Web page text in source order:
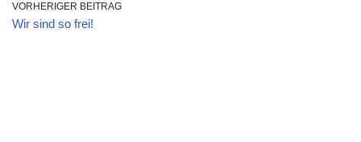
VORHERIGER BEITRAG
Wir sind so frei!